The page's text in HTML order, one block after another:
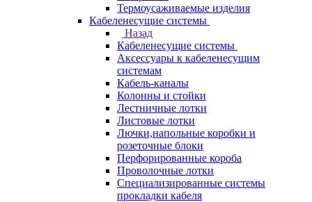
Термоусаживаемые изделия
Кабеленесущие системы
Назад
Кабеленесущие системы
Аксессуары к кабеленесущим
системам
Кабель-каналы
Колонны и стойки
Лестничные лотки
Листовые лотки
Лючки,напольные коробки и
розеточные блоки
Перфорированные короба
Проволочные лотки
Специализированные системы
прокладки кабеля